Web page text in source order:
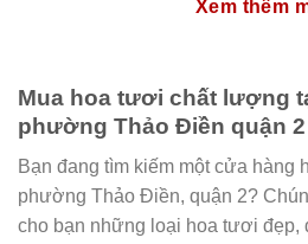
Xem thêm
Mua hoa tươi chất lượng
phường Thảo Điền quận 2
Bạn đang tìm kiếm một cửa hàng
phường Thảo Điền, quận 2?
cho bạn những loại hoa tươi đẹp,